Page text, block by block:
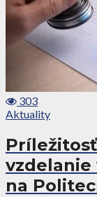
303
Aktuality
vzdelanie
na